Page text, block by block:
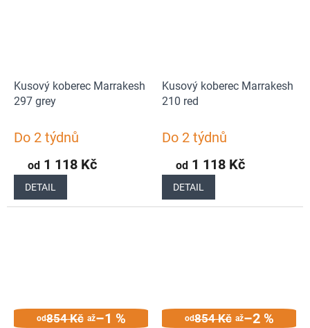
Kusový koberec Marrakesh
297 grey
Do 2 týdnů
od 1 118 Kč
DETAIL
Kusový koberec Marrakesh
210 red
Do 2 týdnů
od 1 118 Kč
DETAIL
od854 Kč až–1 % od854 Kč až–2 %